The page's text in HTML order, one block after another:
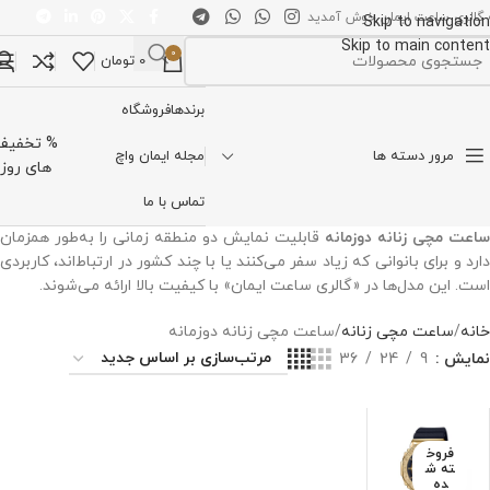
Skip to navigation
Skip to main content
گالری ساعت ایمان خوش آمدید
0
0 تومان
مرور دسته ها
برندهافروشگاه
مجله ایمان واچ
تماس با ما
%
های روز
ساعت مچی زنانه دوزمانه قابلیت نمایش دو منطقه زمانی را به‌طور همزمان
دارد و برای بانوانی که زیاد سفر می‌کنند یا با چند کشور در ارتباط‌اند، کاربردی
است. این مدل‌ها در «گالری ساعت ایمان» با کیفیت بالا ارائه می‌شوند.
خانه ساعت مچی زنانه ساعت مچی زنانه دوزمانه
نمایش
9
24
36
فروخ
ته ش
ده